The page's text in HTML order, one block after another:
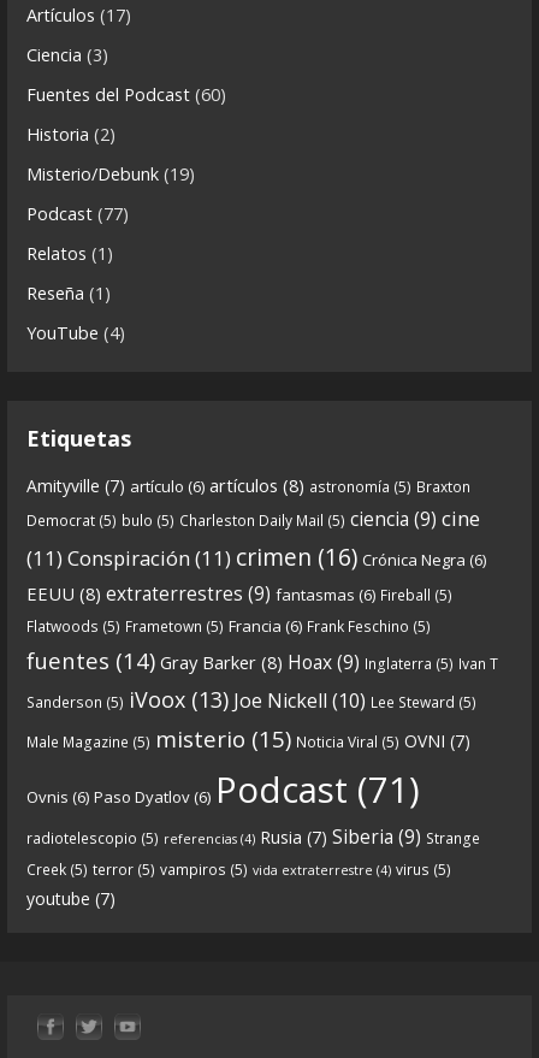
Crónicas de Nantucket
CdN 6x02 – Ras Ras Rasputín (el monje que vino
del frío)
Descargar programa
6x02-8211-ras-ras-rasputin-el-monje-audios-
mp3_rf_62723031_1.html
Crónicas de Nantucket
Crónicas De Nantucket on Twitter
Próximamente en el #Podcast
de Crónicas de
nantucket.
https://twitter.com/CDNantucket/status/13336753
52049274880?s=19
“Próximamente en el#podcastde Crónicas de
nantucket.
https://t.co/3zqG4RtRl7”
ó
c
a
s
Artículos (17)
Ciencia (3)
Fuentes del Podcast (60)
Historia (2)
Misterio/Debunk (19)
Podcast (77)
Relatos (1)
Reseña (1)
YouTube (4)
Etiquetas
Amityville (7) artículo (6) artículos (8) astronomía (5) Braxton
Democrat (5) bulo (5) Charleston Daily Mail (5) ciencia (9) cine
(11) Conspiración (11) crimen (16) Crónica Negra (6)
EEUU (8) extraterrestres (9) fantasmas (6) Fireball (5)
Flatwoods (5) Frametown (5) Francia (6) Frank Feschino (5)
fuentes (14) Gray Barker (8) Hoax(9) Inglaterra (5) Ivan T
Sanderson (5) iVoox (13) Joe Nickell (10) Lee Steward (5)
Male Magazine (5) misterio (15) Noticia Viral (5) OVNI (7)
Ovnis (6) Paso Dyatlov (6) Podcast (71)
radiotelescopio (5) referencias (4) Rusia (7) Siberia (9) Strange
Creek (5) terror (5) vampiros (5) vida extraterrestre (4) virus (5)
youtube (7)